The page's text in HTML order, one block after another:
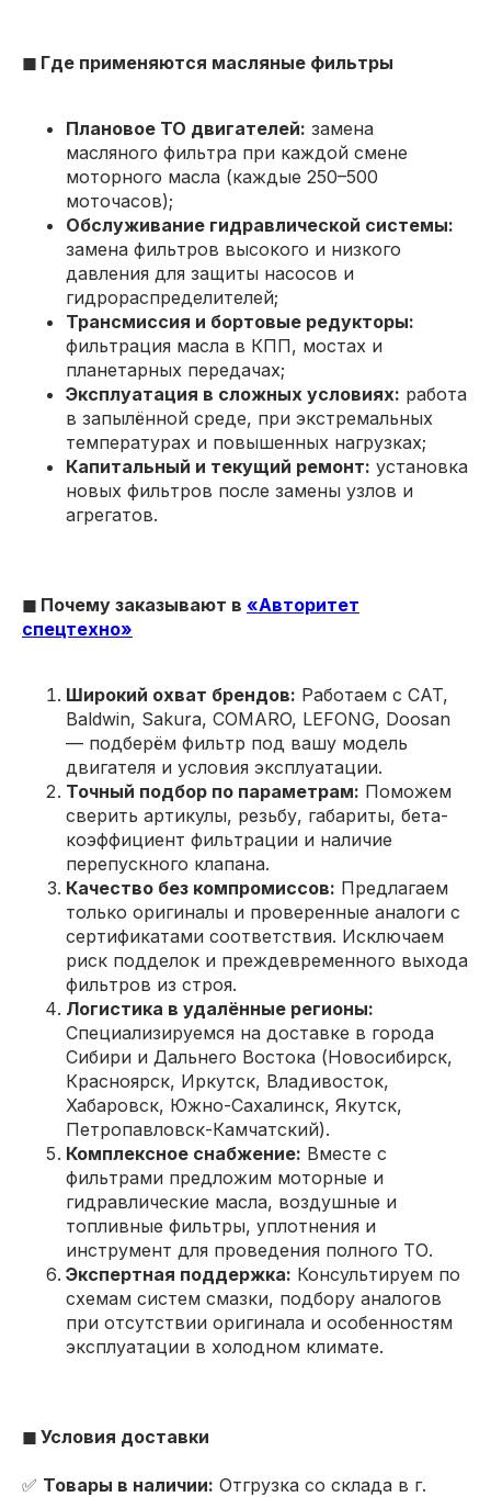
◼ Где применяются масляные фильтры
Плановое ТО двигателей: замена
масляного фильтра при каждой смене
моторного масла (каждые 250–500
моточасов);
Обслуживание гидравлической системы:
замена фильтров высокого и низкого
давления для защиты насосов и
гидрораспределителей;
Трансмиссия и бортовые редукторы:
фильтрация масла в КПП, мостах и
планетарных передачах;
Эксплуатация в сложных условиях: работа
в запылённой среде, при экстремальных
температурах и повышенных нагрузках;
Капитальный и текущий ремонт: установка
новых фильтров после замены узлов и
агрегатов.
◼ Почему заказывают в «Авторитет
спецтехно»
Широкий охват брендов: Работаем с CAT,
Baldwin, Sakura, COMARO, LEFONG, Doosan
— подберём фильтр под вашу модель
двигателя и условия эксплуатации.
Точный подбор по параметрам: Поможем
сверить артикулы, резьбу, габариты, бета-
коэффициент фильтрации и наличие
перепускного клапана.
Качество без компромиссов: Предлагаем
только оригиналы и проверенные аналоги с
сертификатами соответствия. Исключаем
риск подделок и преждевременного выхода
фильтров из строя.
Логистика в удалённые регионы:
Специализируемся на доставке в города
Сибири и Дальнего Востока (Новосибирск,
Красноярск, Иркутск, Владивосток,
Хабаровск, Южно-Сахалинск, Якутск,
Петропавловск-Камчатский).
Комплексное снабжение: Вместе с
фильтрами предложим моторные и
гидравлические масла, воздушные и
топливные фильтры, уплотнения и
инструмент для проведения полного ТО.
Экспертная поддержка: Консультируем по
схемам систем смазки, подбору аналогов
при отсутствии оригинала и особенностям
эксплуатации в холодном климате.
◼ Условия доставки
✅ Товары в наличии: Отгрузка со склада в г.